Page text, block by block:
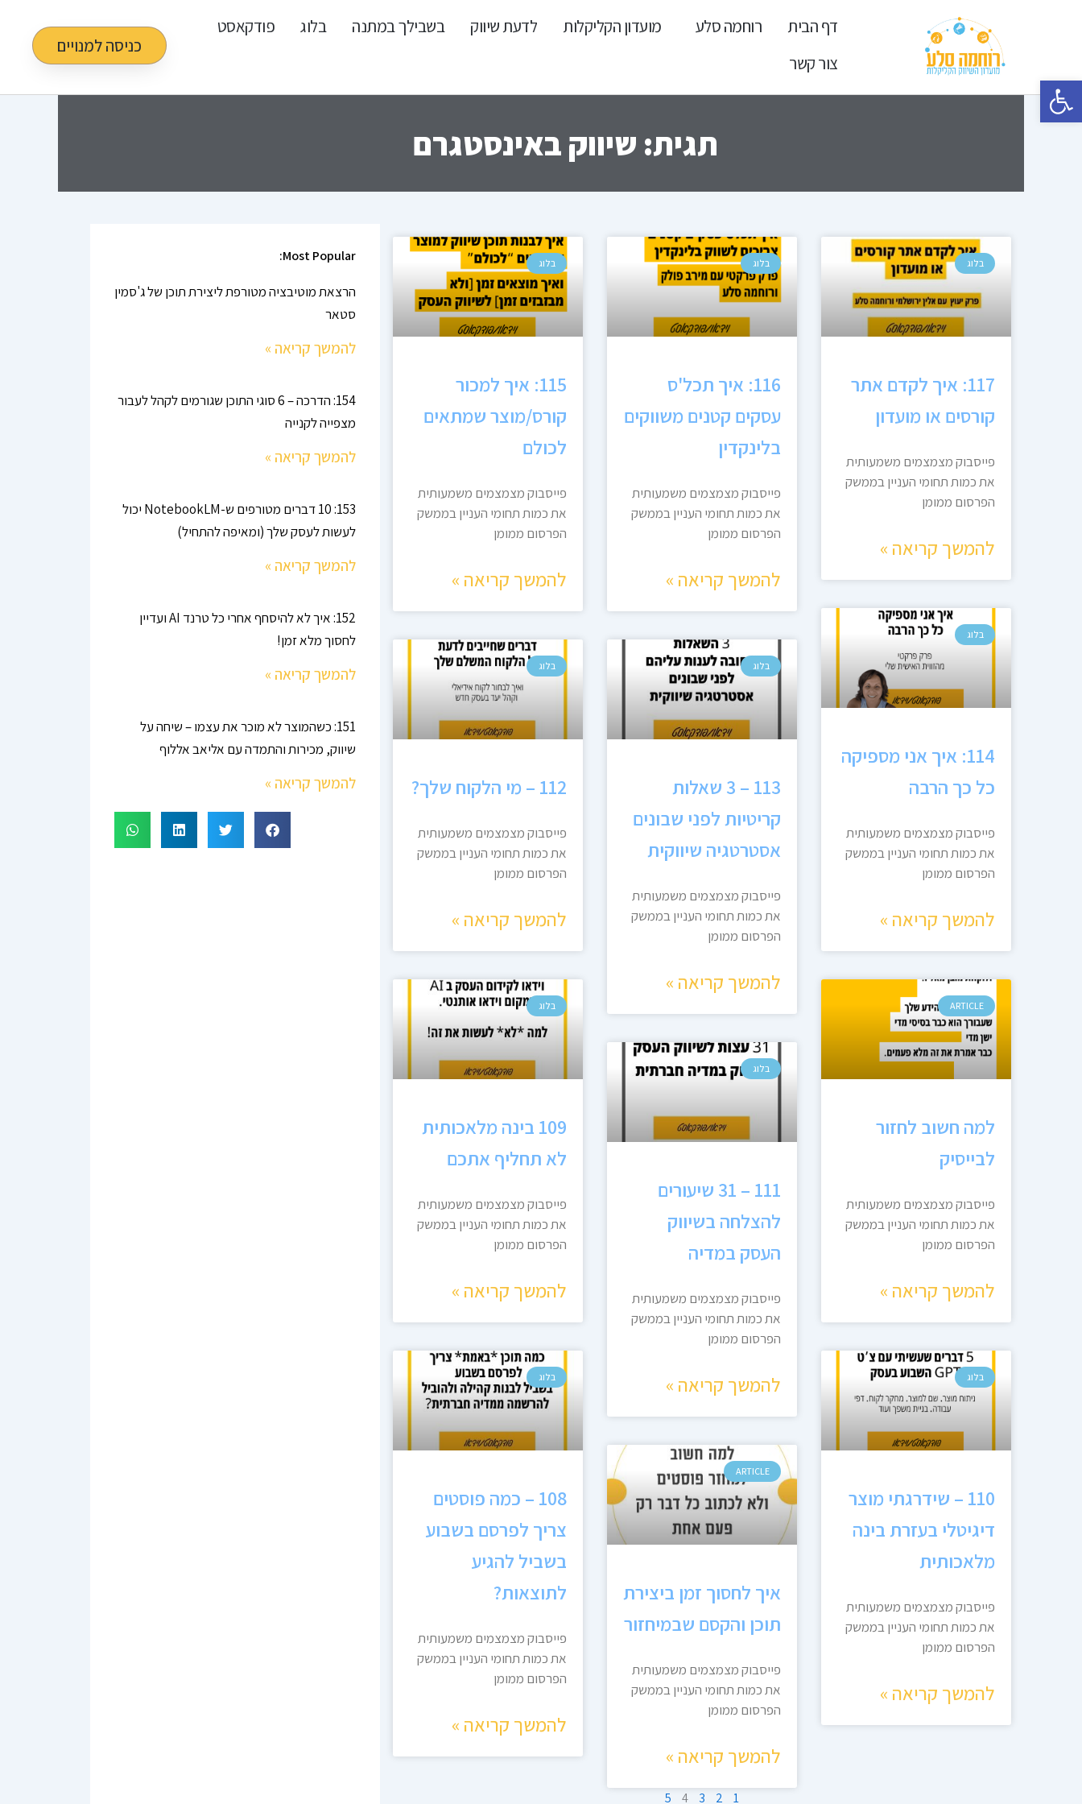
פתח סרגל נגישות
דף הבית רוחמה סלע מועדון הקליקלות לדעת שיווק בשבילך במתנה בלוג
פודקאסט
צור קשר
כניסה למנויים
תגית: שיווק באינסטגרם
בלוג
117: איך לקדם אתר
קורסים או מועדון
פייסבוק מצמצמים משמעותית
את כמות תחומי העניין בממשק
הפרסום ממומן
להמשך קריאה »
בלוג
116: איך תכל'ס
עסקים קטנים משווקים
בלינקדין
פייסבוק מצמצמים משמעותית
את כמות תחומי העניין בממשק
הפרסום ממומן
להמשך קריאה »
בלוג
115: איך למכור
קורס/מוצר שמתאים
לכולם
פייסבוק מצמצמים משמעותית
את כמות תחומי העניין בממשק
הפרסום ממומן
להמשך קריאה »
בלוג
114: איך אני מספיקה
כל כך הרבה
פייסבוק מצמצמים משמעותית
את כמות תחומי העניין בממשק
הפרסום ממומן
להמשך קריאה »
בלוג
113 – 3 שאלות
קריטיות לפני שבונים
אסטרטגיה שיווקית
פייסבוק מצמצמים משמעותית
את כמות תחומי העניין בממשק
הפרסום ממומן
להמשך קריאה »
בלוג
112 – מי הלקוח שלך?
פייסבוק מצמצמים משמעותית
את כמות תחומי העניין בממשק
הפרסום ממומן
להמשך קריאה »
ARTICLE
למה חשוב לחזור
לבייסיק
פייסבוק מצמצמים משמעותית
את כמות תחומי העניין בממשק
הפרסום ממומן
להמשך קריאה »
בלוג
111 – 31 שיעורים
להצלחה בשיווק
העסק במדיה
פייסבוק מצמצמים משמעותית
את כמות תחומי העניין בממשק
הפרסום ממומן
להמשך קריאה »
בלוג
109 בינה מלאכותית
לא תחליף אתכם
פייסבוק מצמצמים משמעותית
את כמות תחומי העניין בממשק
הפרסום ממומן
להמשך קריאה »
בלוג
110 – שידרגתי מוצר
דיגיטלי בעזרת בינה
מלאכותית
פייסבוק מצמצמים משמעותית
את כמות תחומי העניין בממשק
הפרסום ממומן
להמשך קריאה »
ARTICLE
איך לחסוך זמן ביצירת
תוכן והקסם שבמיחזור
פייסבוק מצמצמים משמעותית
את כמות תחומי העניין בממשק
הפרסום ממומן
להמשך קריאה »
בלוג
108 – כמה פוסטים
צריך לפרסם בשבוע
בשביל להגיע
לתוצאות?
פייסבוק מצמצמים משמעותית
את כמות תחומי העניין בממשק
הפרסום ממומן
להמשך קריאה »
עמוד
1
עמוד
2
עמוד
3
עמוד
4
עמוד
5
Most Popular:
הרצאת מוטיבציה מטורפת ליצירת תוכן של ג'סמין
סטאר
להמשך קריאה »
154: הדרכה – 6 סוגי התוכן שגורמים לקהל לעבור
מצפייה לקנייה
להמשך קריאה »
153: 10 דברים מטורפים ש-NotebookLM יכול
לעשות לעסק שלך (ומאיפה להתחיל)
להמשך קריאה »
152: איך לא להיסחף אחרי כל טרנד AI ועדיין
לחסוך מלא זמן!
להמשך קריאה »
151: כשהמוצר לא מוכר את עצמו – שיחה על
שיווק, מכירות והתמדה עם אליאב אללוף
להמשך קריאה »